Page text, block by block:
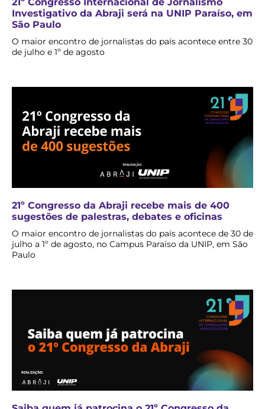
Investigativo da Abraji será na UNIP Paraíso, em
São Paulo
O maior encontro de jornalistas do país acontece entre 30
de julho e 1º de agosto
21º Congresso da Abraji recebe mais de 400
sugestões de palestras, debates e oficinas
O maior encontro de jornalistas do país acontece de 30 de
julho a 1º de agosto, no Campus Paraíso da UNIP, em São
Paulo